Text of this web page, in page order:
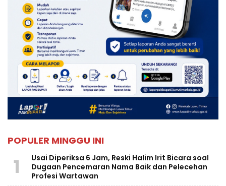
POPULER MINGGU INI
1
Usai Diperiksa 6 Jam, Reski Halim Irit Bicara soal
Dugaan Pencemaran Nama Baik dan Pelecehan
Profesi Wartawan